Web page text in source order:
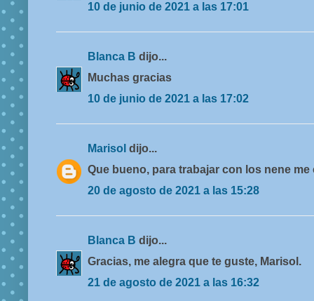
10 de junio de 2021 a las 17:01
Blanca B dijo...
Muchas gracias
10 de junio de 2021 a las 17:02
Marisol dijo...
Que bueno, para trabajar con los nene me
20 de agosto de 2021 a las 15:28
Blanca B dijo...
Gracias, me alegra que te guste, Marisol.
21 de agosto de 2021 a las 16:32